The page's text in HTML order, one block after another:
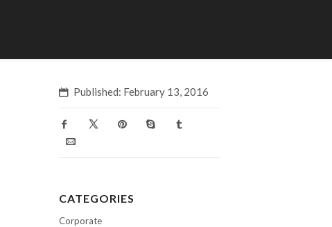
Published: February 13, 2016
CATEGORIES
Corporate